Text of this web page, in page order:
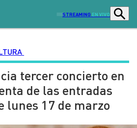
STREAMING EN VIVO
Programas
Actualidad
Economía
tercer concierto en
de las entradas
lunes 17 de marzo